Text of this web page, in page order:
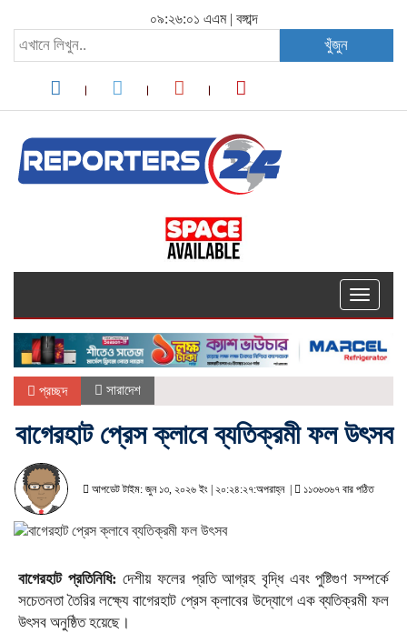
০৯:২৬:০১ এএম| বঙ্গাব্দ
খুঁজুন
Toggle
প্রচ্ছদ সারাদেশ
বাগেরহাট প্রেস ক্লাবে ব্যতিক্রমী ফল উৎসব
আপডেট টাইম: জুন ১৩, ২০২৬ ইং | ২০:২৪:২৭:অপরাহ্ন | ১১৩৬৩৬৭ বার পঠিত
বাগেরহাট প্রতিনিধি:দেশীয় ফলের প্রতি আগ্রহ বৃদ্ধি এবং পুষ্টিগুণ সম্পর্কে
সচেতনতা তৈরির লক্ষ্যে বাগেরহাট প্রেস ক্লাবের উদ্যোগে এক ব্যতিক্রমী ফল
উৎসব অনুষ্ঠিত হয়েছে।